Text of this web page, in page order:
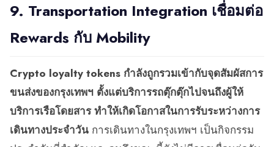
9. Transportation Integration เชื่อมต่อ
Rewards กับ Mobility
Crypto loyalty tokens กำลังถูกรวมเข้ากับจุดสัมผัสการ
ขนส่งของกรุงเทพฯ ตั้งแต่บริการรถตุ๊กตุ๊กไปจนถึงผู้ให้
บริการเรือโดยสาร ทำให้เกิดโอกาสในการรับระหว่างการ
เดินทางประจำวัน การเดินทางในกรุงเทพฯ เป็นกิจกรรม